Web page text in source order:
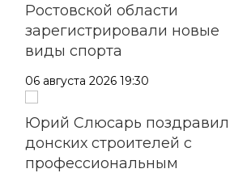
Ростовской области
зарегистрировали новые
виды спорта
06 августа 2026 19:30
Юрий Слюсарь поздравил
донских строителей с
профессиональным